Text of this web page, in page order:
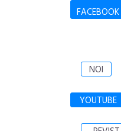
FACEBOOK
NOI
YOUTUBE